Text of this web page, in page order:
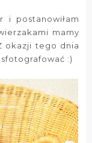
i postanowiłam
mamy
okazji tego dnia
:)